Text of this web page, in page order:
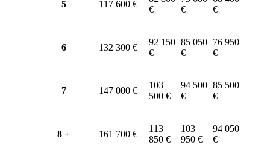
5 117 600 €
€
€
€
6 132 300 €
92 150
€
85 050
€
76 950
€
7 147 000 €
103
500 €
94 500
€
85 500
€
8 + 161 700 €
113
850 €
103
950 €
94 050
€